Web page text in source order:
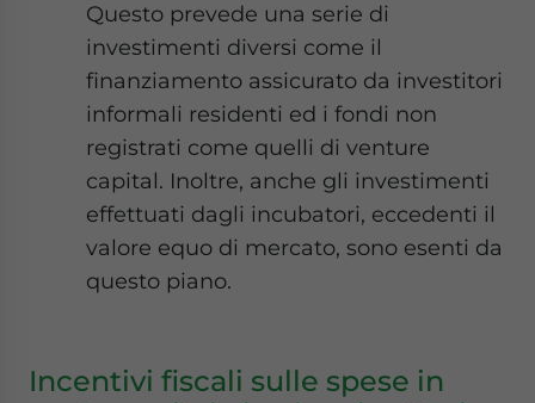
Questo prevede una serie di
investimenti diversi come il
finanziamento assicurato da investitori
informali residenti ed i fondi non
registrati come quelli di venture
capital. Inoltre, anche gli investimenti
effettuati dagli incubatori, eccedenti il
valore equo di mercato, sono esenti da
questo piano.
Incentivi fiscali sulle spese in